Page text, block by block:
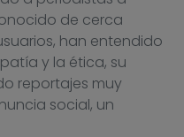
de cerca
han entendido
y la ética, su
reportajes muy
social, un